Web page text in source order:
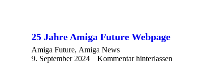
25 Jahre Amiga Future Webpage
Amiga Future, Amiga News
9. September 2024
Kommentar hinterlassen